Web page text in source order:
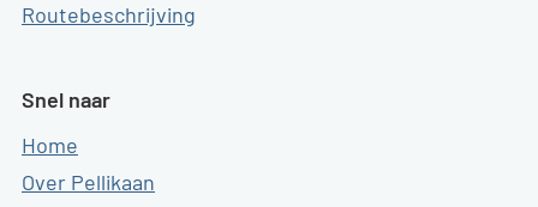
Routebeschrijving
Snel naar
Home
Over Pellikaan